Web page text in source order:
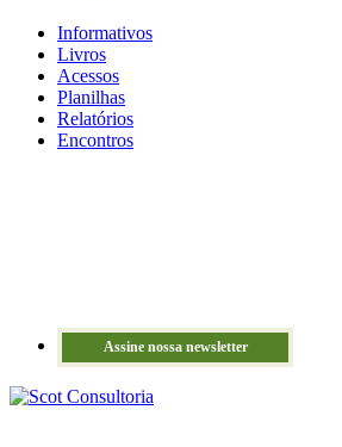
Informativos
Livros
Acessos
Planilhas
Relatórios
Encontros
Assine nossa newsletter